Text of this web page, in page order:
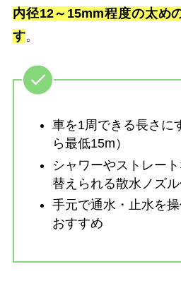
内径12～15mm程度の太め
す。
車を1周できる長さに
ら最低15m）
シャワーやストレー
替えられる散水ノズ
手元で通水・止水を
おすすめ